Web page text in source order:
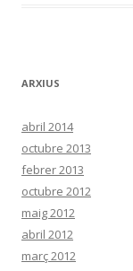
ARXIUS
abril 2014
octubre 2013
febrer 2013
octubre 2012
maig 2012
abril 2012
març 2012